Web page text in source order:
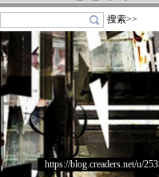
搜索>>
https://blog.creaders.net/u/